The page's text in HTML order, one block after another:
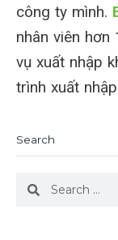
công ty mình.
nhân viên hơn
vụ xuất nhập
trình xuất
Search
SearchSearch